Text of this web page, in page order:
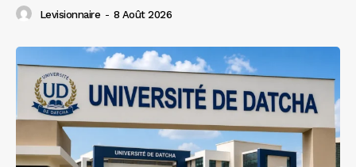
Levisionnaire - 8 Août 2026